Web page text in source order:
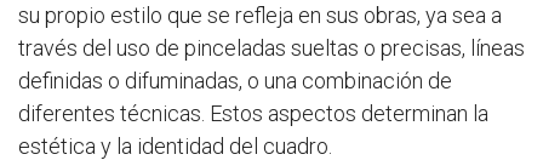
su propio estilo que se refleja en sus obras, ya sea a
través del uso de pinceladas sueltas o precisas, líneas
definidas o difuminadas, o una combinación de
diferentes técnicas. Estos aspectos determinan la
estética y la identidad del cuadro.